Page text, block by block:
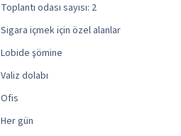
Toplantı odası sayısı: 2
Sigara içmek için özel alanlar
Lobide şömine
Valiz dolabı
Ofis
Her gün